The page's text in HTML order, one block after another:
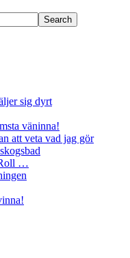
sig dyrt
väninna!
att veta vad jag gör
Roll …